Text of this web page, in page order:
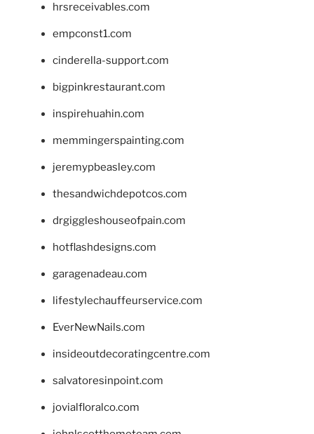
hrsreceivables.com
empconst1.com
cinderella-support.com
bigpinkrestaurant.com
inspirehuahin.com
memmingerspainting.com
jeremypbeasley.com
thesandwichdepotcos.com
drgiggleshouseofpain.com
hotflashdesigns.com
garagenadeau.com
lifestylechauffeurservice.com
EverNewNails.com
insideoutdecoratingcentre.com
salvatoresinpoint.com
jovialfloralco.com